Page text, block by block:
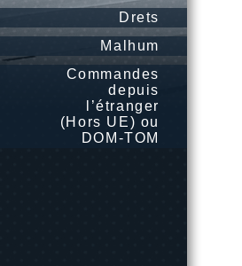
Drets
Malhum
Commandes
depuis
l’étranger
(Hors UE) ou
DOM-TOM